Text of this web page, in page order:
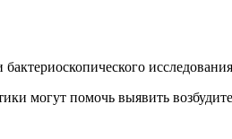
могут помочь выявить